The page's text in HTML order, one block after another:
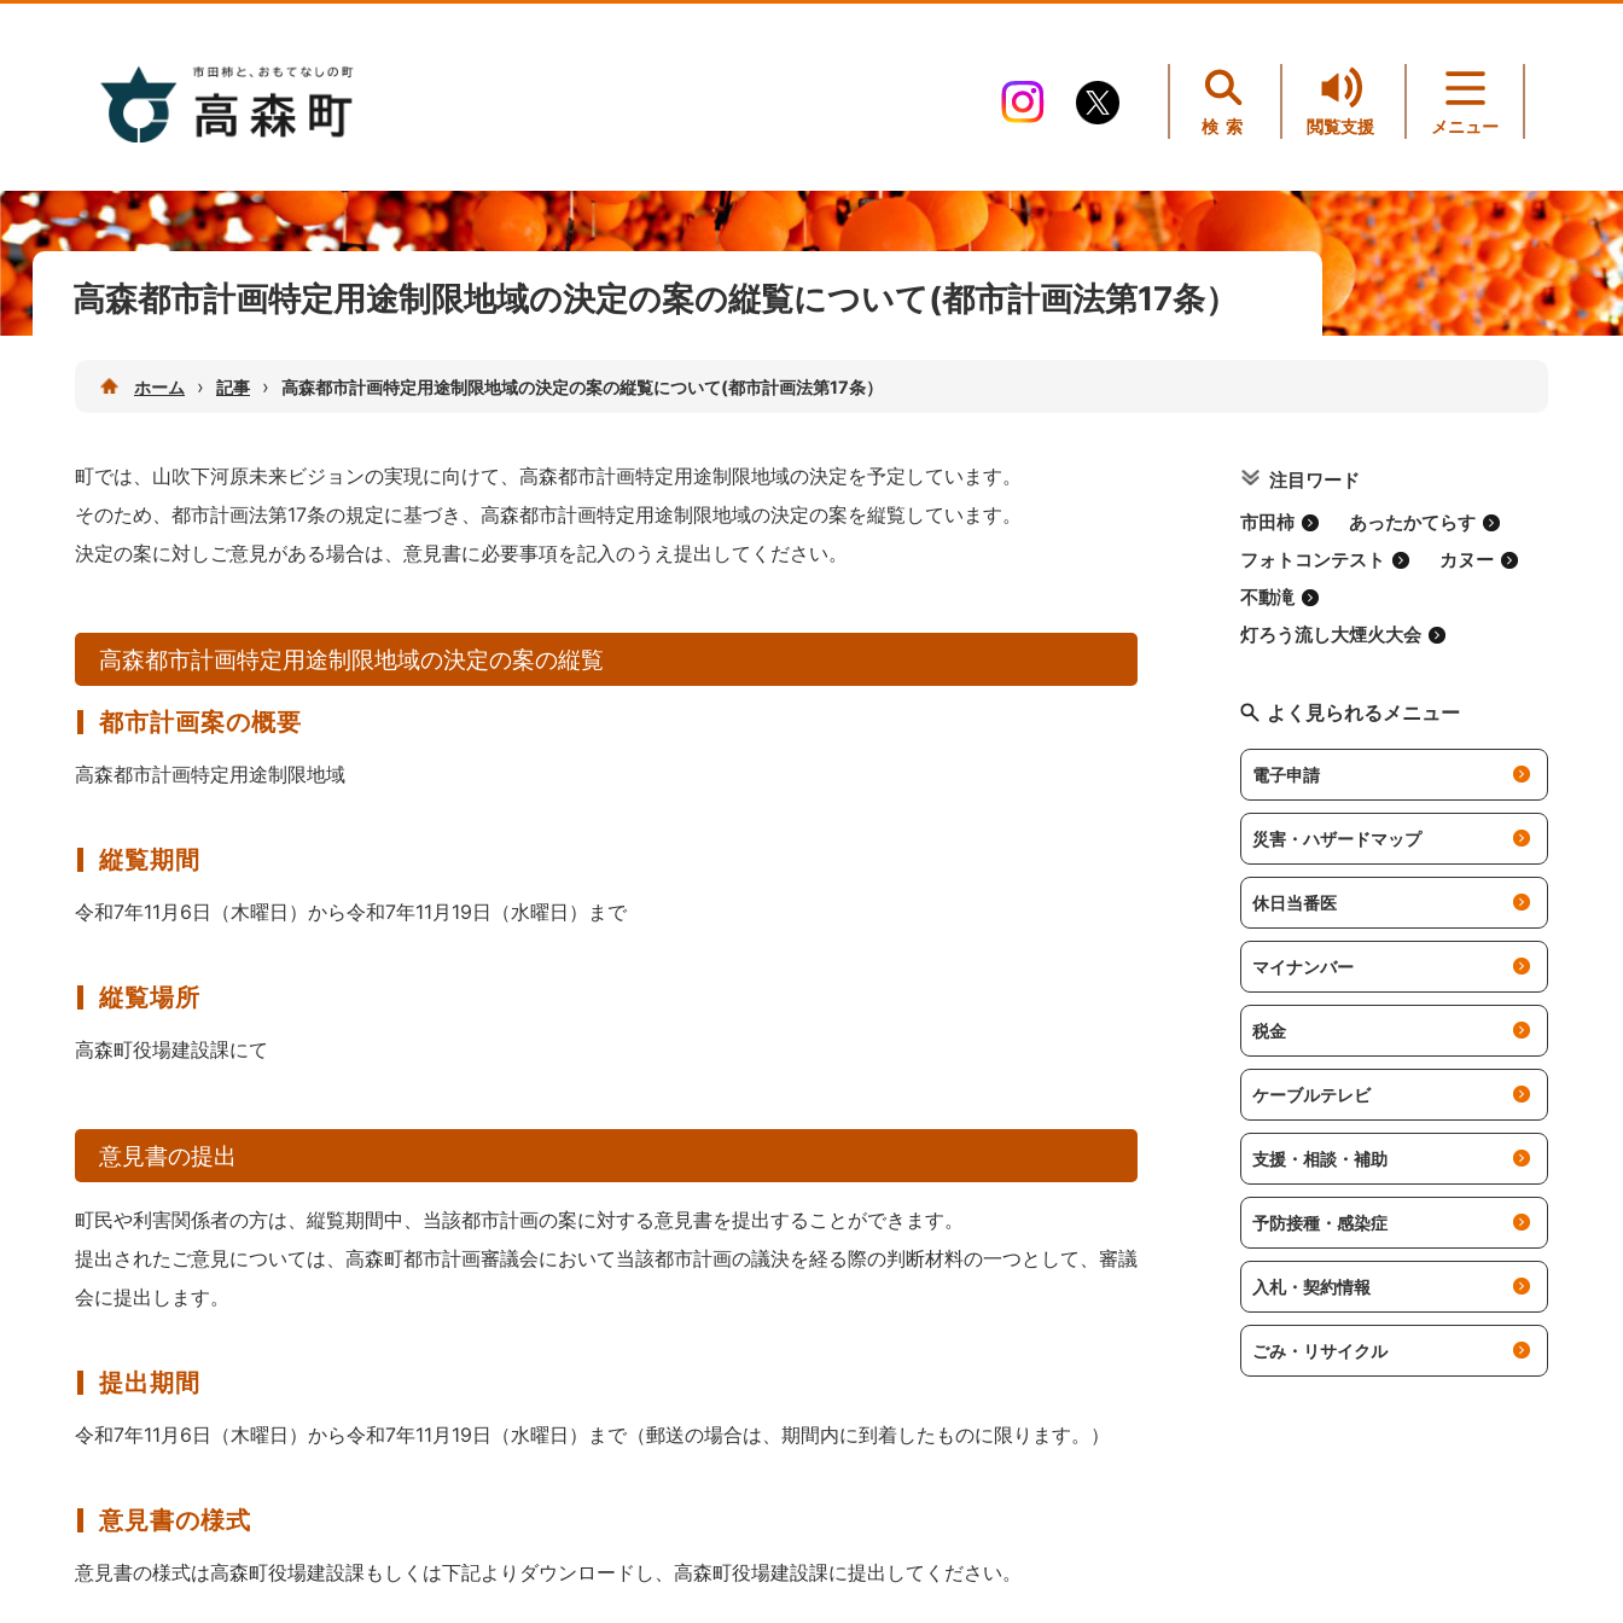
検索 閲覧支援 メニュー
高森都市計画特定用途制限地域の決定の案の縦覧について(都市計画法第17条）
ホーム › 記事 › 高森都市計画特定用途制限地域の決定の案の縦覧について(都市計画法第17条）
町では、山吹下河原未来ビジョンの実現に向けて、高森都市計画特定用途制限地域の決定を予定しています。
そのため、都市計画法第17条の規定に基づき、高森都市計画特定用途制限地域の決定の案を縦覧しています。
決定の案に対しご意見がある場合は、意見書に必要事項を記入のうえ提出してください。
高森都市計画特定用途制限地域の決定の案の縦覧
都市計画案の概要
高森都市計画特定用途制限地域
縦覧期間
令和7年11月6日（木曜日）から令和7年11月19日（水曜日）まで
縦覧場所
高森町役場建設課にて
意見書の提出
町民や利害関係者の方は、縦覧期間中、当該都市計画の案に対する意見書を提出することができます。
提出されたご意見については、高森町都市計画審議会において当該都市計画の議決を経る際の判断材料の一つとして、審議
会に提出します。
提出期間
令和7年11月6日（木曜日）から令和7年11月19日（水曜日）まで（郵送の場合は、期間内に到着したものに限ります。）
意見書の様式
意見書の様式は高森町役場建設課もしくは下記よりダウンロードし、高森町役場建設課に提出してください。
注目ワード
市田柿
あったかてらす
フォトコンテスト
カヌー
不動滝
灯ろう流し大煙火大会
よく見られるメニュー
電子申請
災害・ハザードマップ
休日当番医
マイナンバー
税金
ケーブルテレビ
支援・相談・補助
予防接種・感染症
入札・契約情報
ごみ・リサイクル